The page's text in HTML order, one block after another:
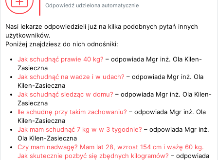
Odpowiedź udzielona automatycznie
Nasi lekarze odpowiedzieli już na kilka podobnych pytań innych
użytkowników.
Poniżej znajdziesz do nich odnośniki:
Jak schudnąć prawie 40 kg? – odpowiada Mgr inż. Ola Kilen-
Zasieczna
Jak schudnąć na wadze i w udach? – odpowiada Mgr inż. Ola
Kilen-Zasieczna
Jak schudnąć siedząc w domu? – odpowiada Mgr inż. Ola Kilen-
Zasieczna
Ile schudnę przy takim zachowaniu? – odpowiada Mgr inż. Ola
Kilen-Zasieczna
Jak mam schudnąć 7 kg w w 3 tygodnie? – odpowiada Mgr inż.
Ola Kilen-Zasieczna
Czy mam nadwagę? Mam lat 28, wzrost 154 cm i ważę 60 kg.
Jak skutecznie pozbyć się zbędnych kilogramów? – odpowiada